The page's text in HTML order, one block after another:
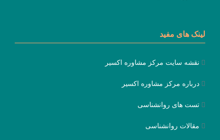
لینک های مفید
نقشه سایت مرکز مشاوره اکسیر
درباره مرکز مشاوره اکسیر
تست های روانشناسی
مقالات روانشناسی